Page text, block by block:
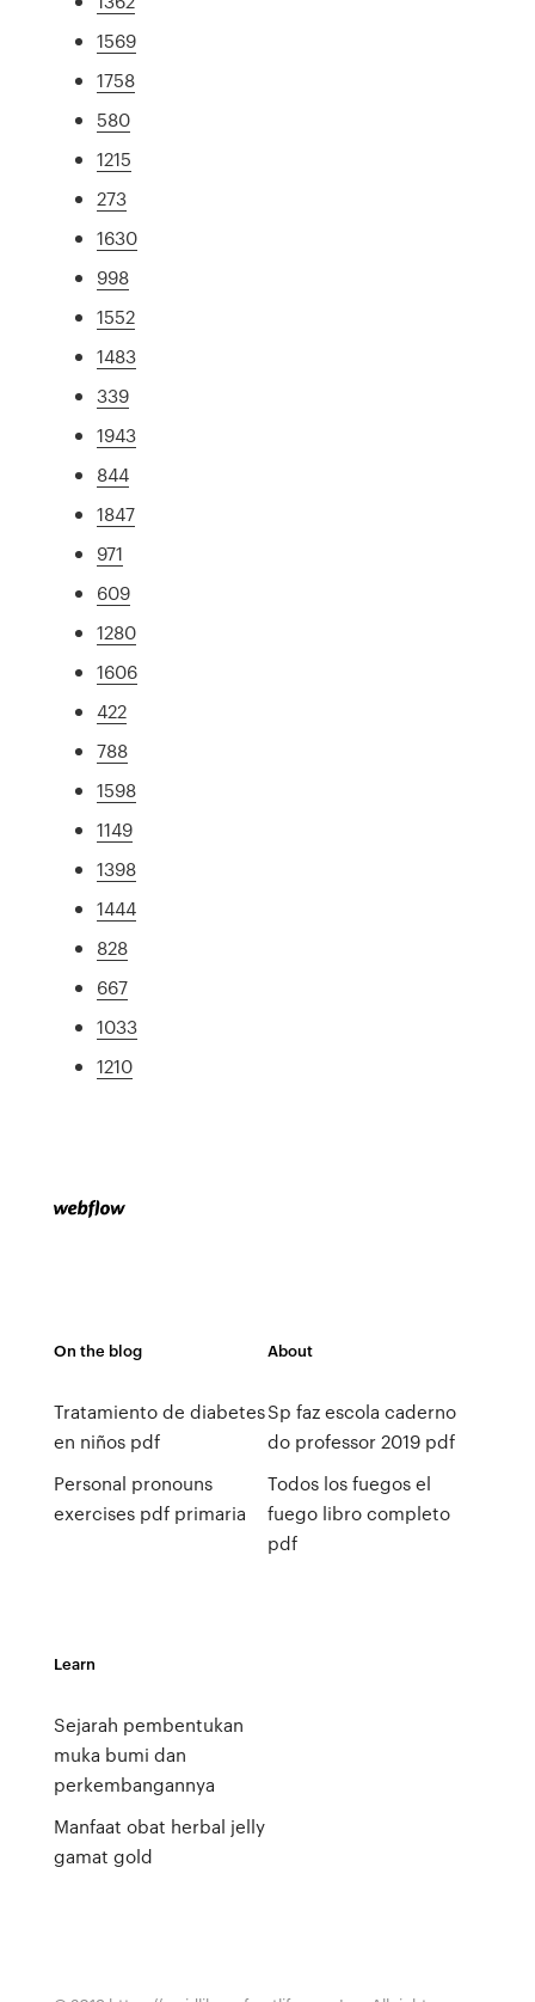
1569
1758
580
1215
273
1630
998
1552
1483
339
1943
844
1847
971
609
1280
1606
422
788
1598
1149
1398
1444
828
667
1033
1210
On the blog
Tratamiento de diabetes
en niños pdf
Personal pronouns
exercises pdf primaria
About
Sp faz escola caderno
do professor 2019 pdf
Todos los fuegos el
fuego libro completo
pdf
Learn
Sejarah pembentukan
muka bumi dan
perkembangannya
Manfaat obat herbal jelly
gamat gold